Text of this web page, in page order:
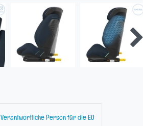
Verantwortliche Person für die EU